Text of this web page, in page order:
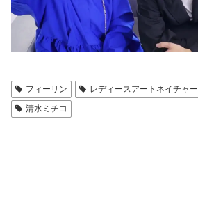
フィーリン レディースアートネイチャー
清水ミチコ